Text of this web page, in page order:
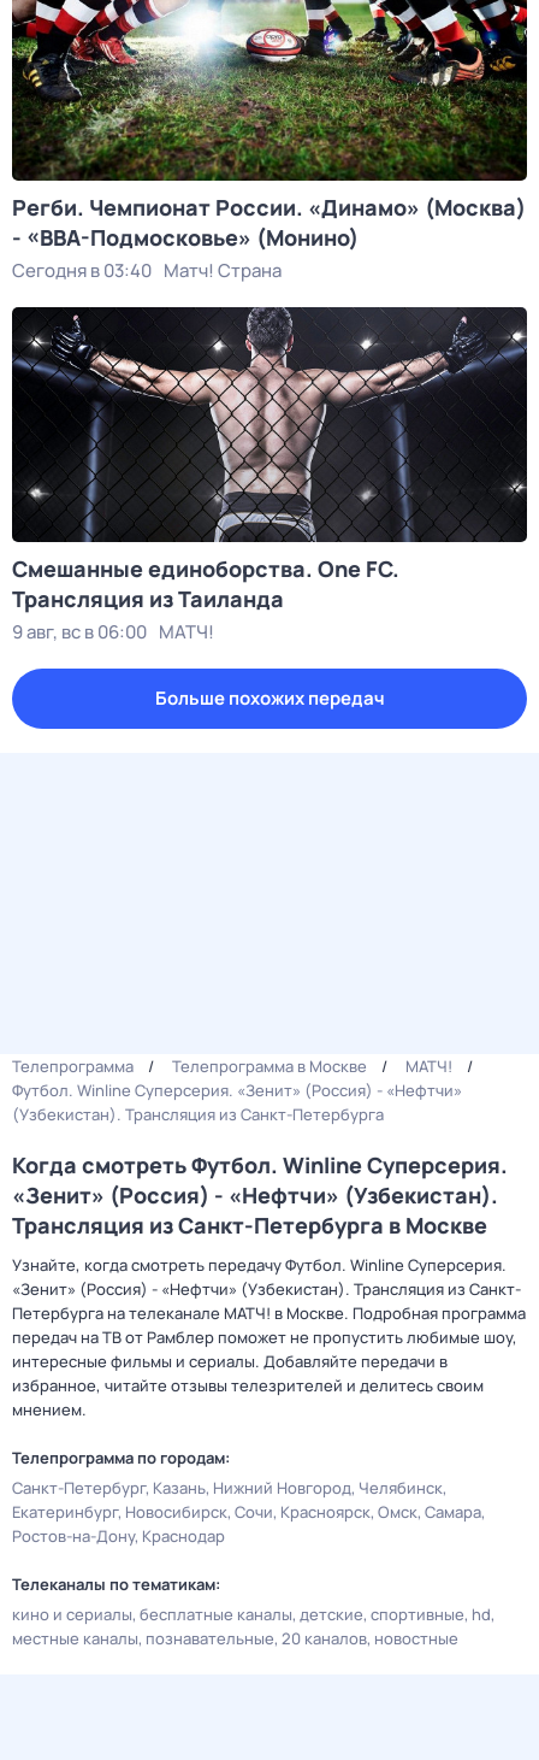
Регби. Чемпионат России. «Динамо» (Москва)
- «ВВА-Подмосковье» (Монино)
Сегодня в 03:40 Матч! Страна
Смешанные единоборства. One FC.
Трансляция из Таиланда
9 авг, вс в 06:00 МАТЧ!
Больше похожих передач
Телепрограмма Телепрограмма в Москве
МАТЧ!
Футбол. Winline Суперсерия. «Зенит» (Россия) - «Нефтчи»
(Узбекистан). Трансляция из Санкт-Петербурга
Когда смотреть Футбол. Winline Суперсерия.
«Зенит» (Россия) - «Нефтчи» (Узбекистан).
Трансляция из Санкт-Петербурга в Москве
Узнайте, когда смотреть передачу Футбол. Winline Суперсерия.
«Зенит» (Россия) - «Нефтчи» (Узбекистан). Трансляция из Санкт-
Петербурга на телеканале МАТЧ! в Москве. Подробная программа
передач на ТВ от Рамблер поможет не пропустить любимые шоу,
интересные фильмы и сериалы. Добавляйте передачи в
избранное, читайте отзывы телезрителей и делитесь своим
мнением.
Телепрограмма по городам:
Санкт-Петербург Казань Нижний Новгород Челябинск
Екатеринбург Новосибирск Сочи Красноярск Омск Самара
Ростов-на-Дону Краснодар
Телеканалы по тематикам:
кино и сериалы бесплатные каналы детские спортивные hd
местные каналы познавательные 20 каналов новостные